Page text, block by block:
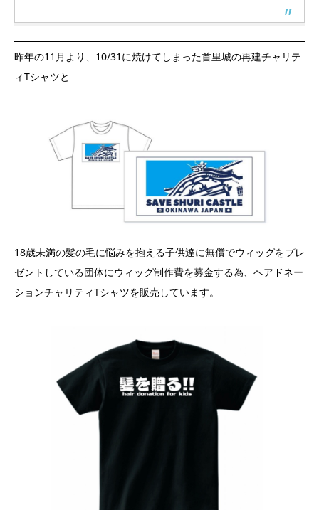
昨年の11月より、10/31に焼けてしまった首里城の再建チャリテ
ィTシャツと
18歳未満の髪の毛に悩みを抱える子供達に無償でウィッグをプレ
ゼントしている団体にウィッグ制作費を募金する為、ヘアドネー
ションチャリティTシャツを販売しています。